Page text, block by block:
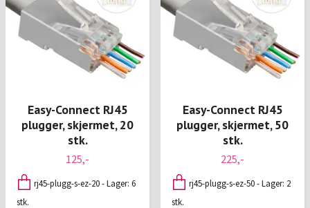
Easy-Connect RJ45
plugger, skjermet, 20
stk.
125,-
rj45-plugg-s-ez-20 - Lager: 6
stk.
Easy-Connect RJ45
plugger, skjermet, 50
stk.
225,-
rj45-plugg-s-ez-50 - Lager: 2
stk.